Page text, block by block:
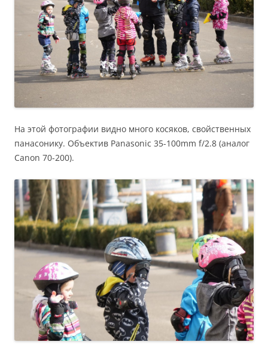
На этой фотографии видно много косяков, свойственных
панасонику. Объектив Panasonic 35-100mm f/2.8 (аналог
Canon 70-200).